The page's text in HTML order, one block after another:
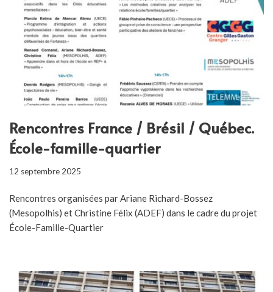
Rencontres France / Brésil / Québec.
École-famille-quartier
12 septembre 2025
Rencontres organisées par Ariane Richard-Bossez
(Mesopolhis) et Christine Félix (ADEF) dans le cadre du projet
École-Famille-Quartier